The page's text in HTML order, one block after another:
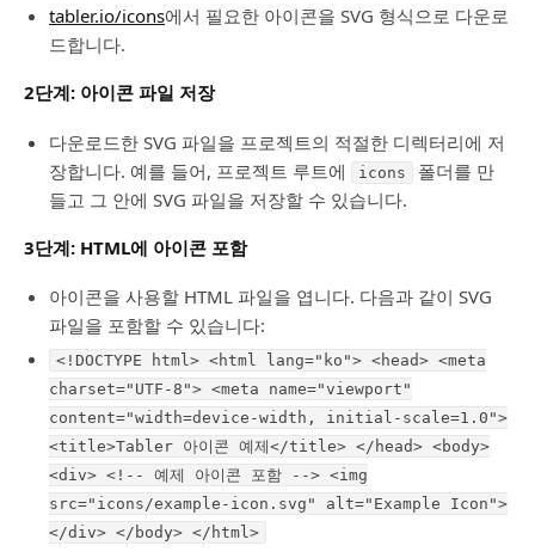
tabler.io/icons에서 필요한 아이콘을 SVG 형식으로 다운로
드합니다.
2단계: 아이콘 파일 저장
다운로드한 SVG 파일을 프로젝트의 적절한 디렉터리에 저
장합니다. 예를 들어, 프로젝트 루트에
icons
폴더를 만
들고 그 안에 SVG 파일을 저장할 수 있습니다.
3단계: HTML에 아이콘 포함
아이콘을 사용할 HTML 파일을 엽니다. 다음과 같이 SVG
파일을 포함할 수 있습니다:
<!DOCTYPE html> <html lang="ko"> <head> <meta
charset="UTF-8"> <meta name="viewport"
content="width=device-width, initial-scale=1.0">
<title>Tabler 아이콘 예제</title> </head> <body>
<div> <!-- 예제 아이콘 포함 --> <img
src="icons/example-icon.svg" alt="Example Icon">
</div> </body> </html>